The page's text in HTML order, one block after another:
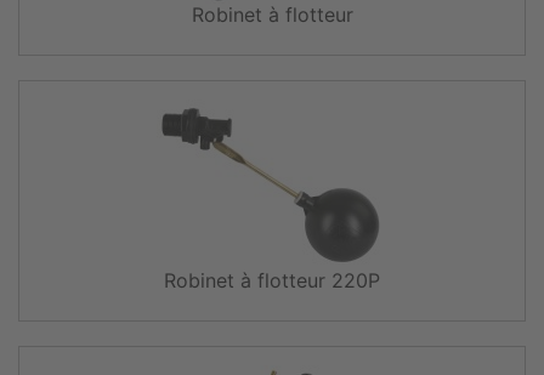
Robinet à flotteur
Robinet à flotteur 220P